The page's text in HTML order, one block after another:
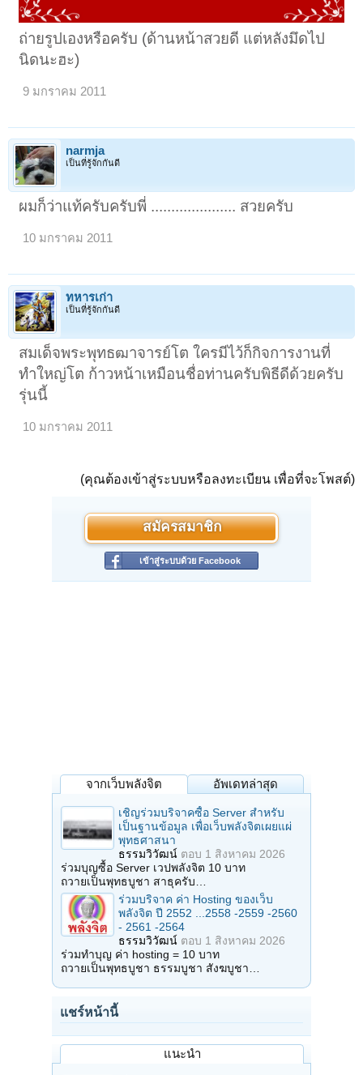
ถ่ายรูปเองหรือครับ (ด้านหน้าสวยดี แต่หลังมึดไป
นิดนะฮะ)
9 มกราคม 2011
narmja
เป็นที่รู้จักกันดี
ผมก็ว่าแท้ครับครับพี่ ..................... สวยครับ
10 มกราคม 2011
ทหารเก่า
เป็นที่รู้จักกันดี
สมเด็จพระพุทธฒาจารย์โต ใครมีไว้ก็กิจการงานที่
ทำใหญ่โต ก้าวหน้าเหมือนชื่อท่านครับพิธีดีด้วยครับ
รุ่นนี้
10 มกราคม 2011
(คุณต้องเข้าสู่ระบบหรือลงทะเบียน เพื่อที่จะโพสต์)
สมัครสมาชิก
เข้าสู่ระบบด้วย Facebook
จากเว็บพลังจิต อัพเดทล่าสุด
เชิญร่วมบริจาคซื้อ Server สำหรับ
เป็นฐานข้อมูล เพื่อเว็บพลังจิตเผยแผ่
พุทธศาสนา
ธรรมวิวัฒน์ ตอบ 1 สิงหาคม 2026
ร่วมบุญซื้อ Server เวปพลังจิต 10 บาท
ถวายเป็นพุทธบูชา สาธุครับ…
ร่วมบริจาค ค่า Hosting ของเว็บ
พลังจิต ปี 2552 ...2558 -2559 -2560
- 2561 -2564
ธรรมวิวัฒน์ ตอบ 1 สิงหาคม 2026
ร่วมทำบุญ ค่า hosting = 10 บาท
ถวายเป็นพุทธบูชา ธรรมบูชา สังฆบูชา…
แชร์หน้านี้
แนะนำ